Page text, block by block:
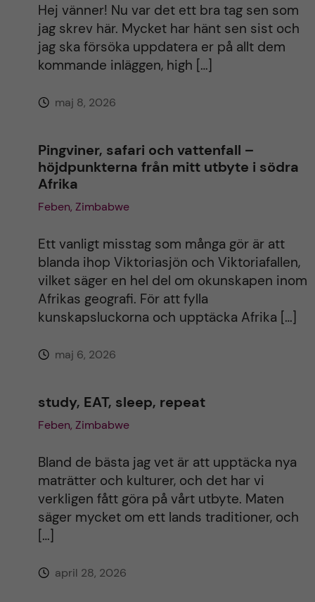
Hej vänner! Nu var det ett bra tag sen som
jag skrev här. Mycket har hänt sen sist och
jag ska försöka uppdatera er på allt dem
kommande inläggen, high […]
maj 8, 2026
Pingviner, safari och vattenfall –
höjdpunkterna från mitt utbyte i södra
Afrika
Feben, Zimbabwe
Ett vanligt misstag som många gör är att
blanda ihop Viktoriasjön och Viktoriafallen,
vilket säger en hel del om okunskapen inom
Afrikas geografi. För att fylla
kunskapsluckorna och upptäcka Afrika […]
maj 6, 2026
study, EAT, sleep, repeat
Feben, Zimbabwe
Bland de bästa jag vet är att upptäcka nya
maträtter och kulturer, och det har vi
verkligen fått göra på vårt utbyte. Maten
säger mycket om ett lands traditioner, och
[…]
april 28, 2026